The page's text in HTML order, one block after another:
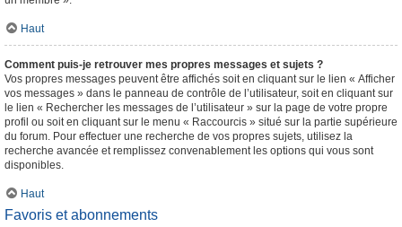
Haut
Comment puis-je retrouver mes propres messages et sujets ?
Vos propres messages peuvent être affichés soit en cliquant sur le lien « Afficher
vos messages » dans le panneau de contrôle de l’utilisateur, soit en cliquant sur
le lien « Rechercher les messages de l’utilisateur » sur la page de votre propre
profil ou soit en cliquant sur le menu « Raccourcis » situé sur la partie supérieure
du forum. Pour effectuer une recherche de vos propres sujets, utilisez la
recherche avancée et remplissez convenablement les options qui vous sont
disponibles.
Haut
Favoris et abonnements